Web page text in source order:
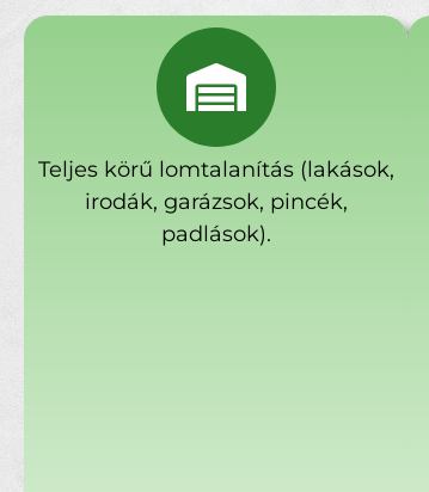
Teljes körű lomtalanítás (lakások,
irodák, garázsok, pincék,
padlások).